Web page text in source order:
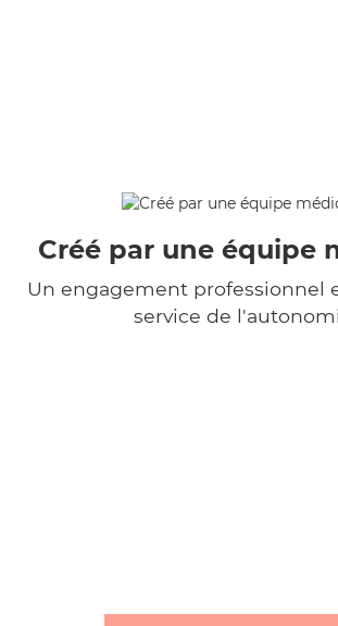
Créé par une équipe
Un engagement professionnel
service de